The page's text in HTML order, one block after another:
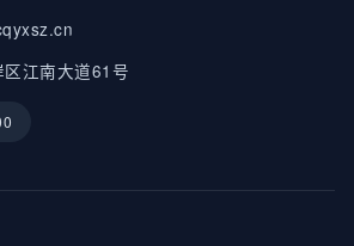
江南大道61号